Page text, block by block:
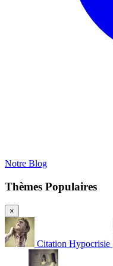
Notre Blog
Thèmes Populaires
×
Citation Hypocrisie